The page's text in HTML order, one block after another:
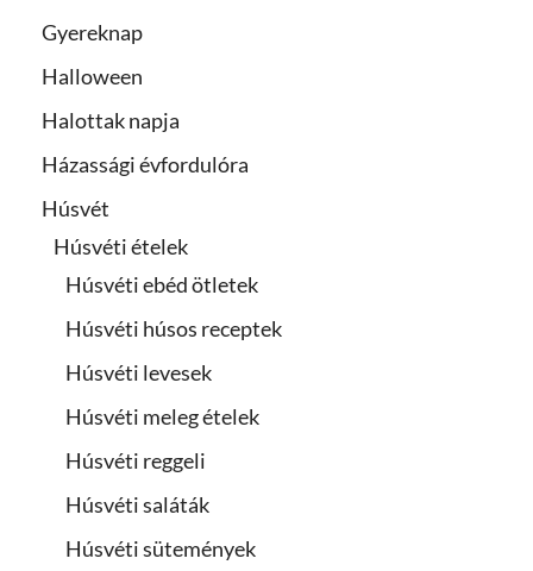
Gyereknap
Halloween
Halottak napja
Házassági évfordulóra
Húsvét
Húsvéti ételek
Húsvéti ebéd ötletek
Húsvéti húsos receptek
Húsvéti levesek
Húsvéti meleg ételek
Húsvéti reggeli
Húsvéti saláták
Húsvéti sütemények